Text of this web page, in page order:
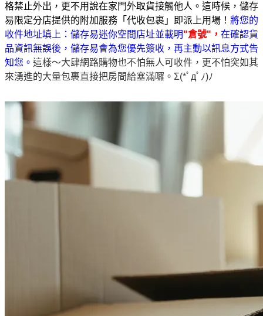
格禁止外出，更不用說在家門外取貨接觸他人。這時候，儲存
易限定分店提供的附加服務「代收包裹」即派上用場！ 將您的
收件地址填上：儲存易迷你空間店址並載明"倉號"， 在確認貨
品資訊無誤後，儲存易會為您優先簽收，再主動以訊息方式告
知您 。 這樣～大肆網路購物也不怕無人可收件，更不怕突如其
來湧進的大量包裹直接把房間給塞滿囉。 Σ(*ﾟдﾟﾉ)ﾉ